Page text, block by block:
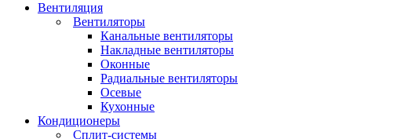
Вентиляция
Вентиляторы
Канальные вентиляторы
Накладные вентиляторы
Оконные
Радиальные вентиляторы
Осевые
Кухонные
Кондиционеры
Сплит-системы